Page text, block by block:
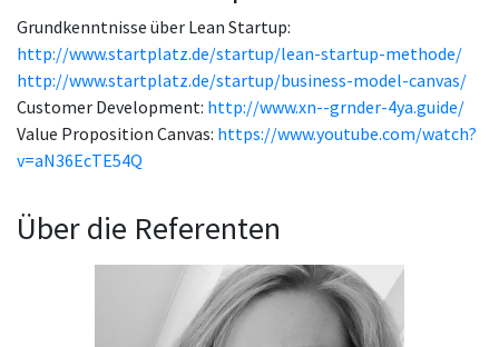
Grundkenntnisse über Lean Startup:
http://www.startplatz.de/startup/lean-startup-methode/
http://www.startplatz.de/startup/business-model-canvas/
Customer Development: http://www.xn--grnder-4ya.guide/
Value Proposition Canvas: https://www.youtube.com/watch?
v=aN36EcTE54Q
Über die Referenten